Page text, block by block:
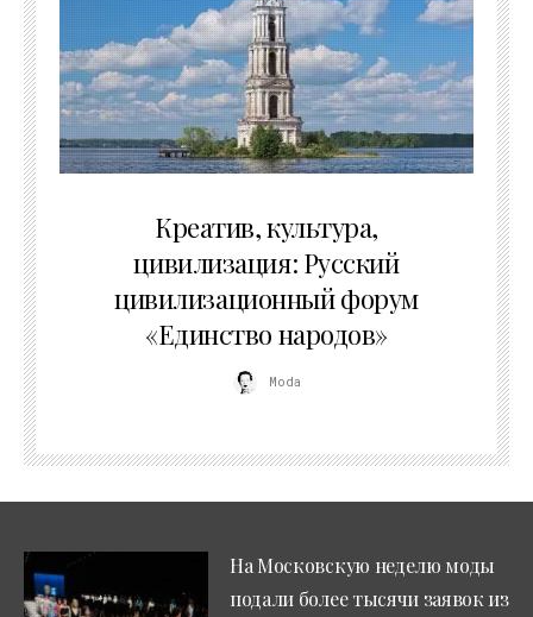
Креатив, культура,
цивилизация: Русский
цивилизационный форум
«Единство народов»
Moda
На Московскую неделю моды
подали более тысячи заявок из